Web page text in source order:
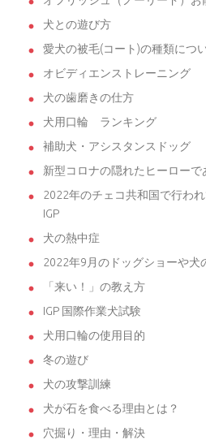
犬との遊び方
愛犬の被毛(コート)の種類につ
オビディエンストレーニング
犬の歯磨きの仕方
犬用口輪 ランキング
補助犬・アシスタンスドッグ
新型コロナの隠れたヒーローで
2022年のチェコ共和国で行わ
IGP
犬の熱中症
2022年9月のドッグショーや犬
「来い！」の教え方
IGP 国際作業犬試験
犬用口輪の使用目的
冬の遊び
犬の攻撃訓練
犬が石を食べる理由とは？
穴掘り・理由・解決